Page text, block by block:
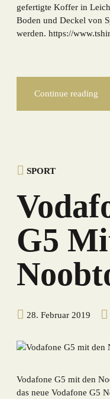
gefertigte Koffer in
Boden und Deckel von
werden. https://
Continue reading
SPORT
G5
28. Februar 2019
Vodafone G5 mit den
das neue Vodafone G5